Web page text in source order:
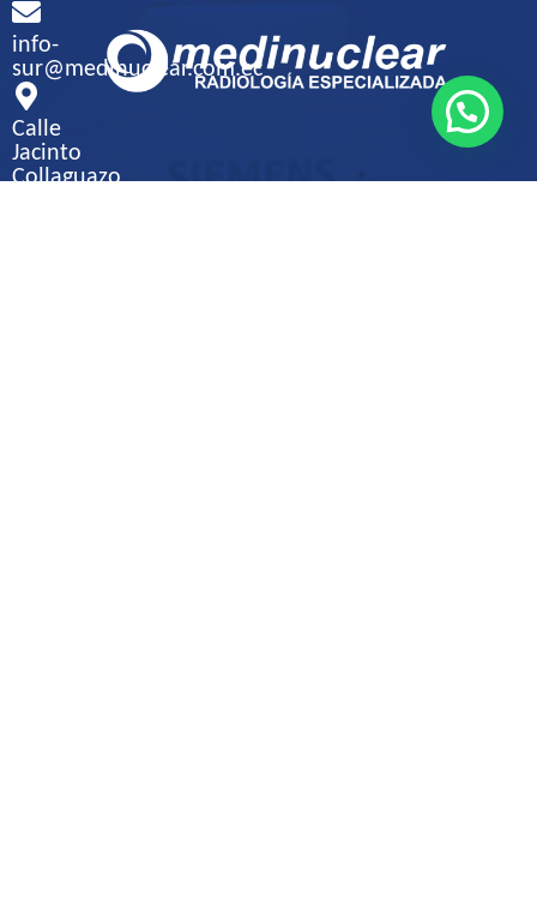
info-
sur@medinuclear.com.ec
Calle
Jacinto
Collaguazo